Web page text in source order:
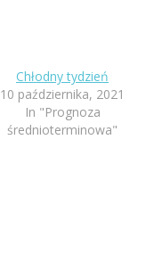
Chłodny tydzień
10 października, 2021
In "Prognoza
średnioterminowa"